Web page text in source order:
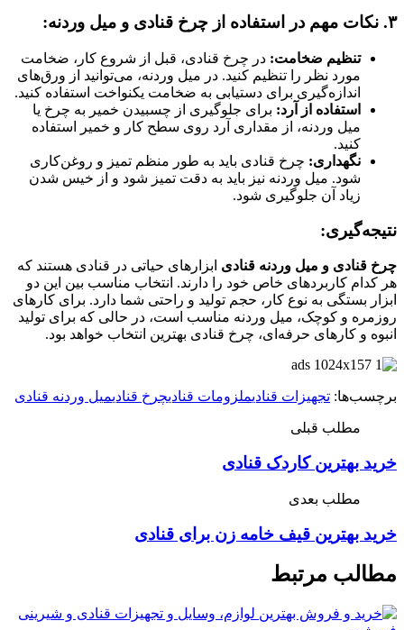
۳. نکات مهم در استفاده از چرخ قنادی و میل وردنه:
تنظیم ضخامت: در چرخ قنادی، قبل از شروع کار، ضخامت
مورد نظر را تنظیم کنید. در میل وردنه، می‌توانید از ورق‌های
اندازه‌گیری برای دستیابی به ضخامت یکنواخت استفاده کنید.
استفاده از آرد: برای جلوگیری از چسبیدن خمیر به چرخ یا
میل وردنه، از مقداری آرد روی سطح کار و خمیر استفاده
کنید.
نگهداری: چرخ قنادی باید به طور منظم تمیز و روغن‌کاری
شود. میل وردنه نیز باید به دقت تمیز شود و از خیس شدن
زیاد آن جلوگیری شود.
نتیجه‌گیری:
چرخ قنادی و میل وردنه قنادی ابزارهای حیاتی در قنادی هستند که
هر کدام کاربردهای خاص خود را دارند. انتخاب مناسب بین این دو
ابزار بستگی به نوع کار، حجم تولید و راحتی شما دارد. برای کارهای
روزمره و کوچک، میل وردنه مناسب است، در حالی که برای تولید
انبوه و کارهای حرفه‌ای، چرخ قنادی بهترین انتخاب خواهد بود.
برچسب‌ها: تجهیزات قنادیملزومات قنادیچرخ قنادیمیل وردنه قنادی
مطلب قبلی
خرید بهترین کاردک قنادی
مطلب بعدی
خرید بهترین قیف خامه‌ زن برای قنادی
مطالب مرتبط